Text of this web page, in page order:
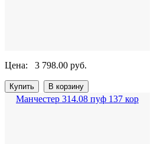
Цена: 3 798.00 руб.
Манчестер 314.08 пуф 137 кор